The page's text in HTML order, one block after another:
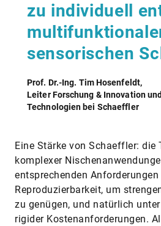
zu individuell
sensorischen
Prof. Dr.-Ing. Tim Hosenfeldt,
Leiter Forschung & Innovation
Technologien bei Schaeffler
Eine Stärke von Schaeffler: die
komplexer
entsprechenden
Reproduzierbarkeit, um
zu genügen, und natürlich
rigider Kostenanforderungen.